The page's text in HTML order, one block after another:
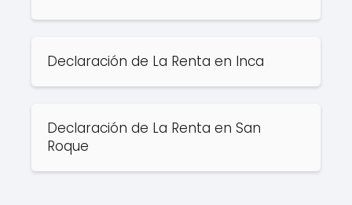
Declaración de La Renta en Inca
Declaración de La Renta en San
Roque